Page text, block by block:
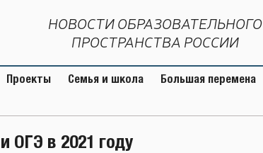
НОВОСТИ ОБРАЗОВАТЕЛЬНОГО
ПРОСТРАНСТВА РОССИИ
Проекты Семья и школа Большая перемена
ОГЭ в 2021 году